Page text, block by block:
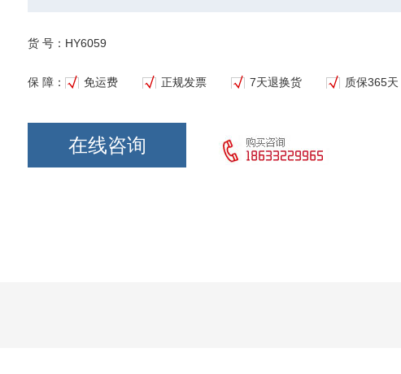
货 号：HY6059
保 障： 免运费 正规发票 7天退换货 质保365天
在线咨询